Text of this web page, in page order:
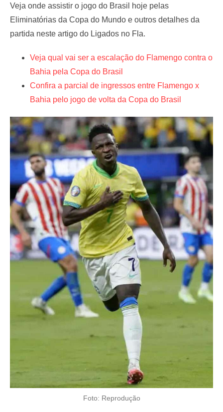
Veja onde assistir o jogo do Brasil hoje pelas
Eliminatórias da Copa do Mundo e outros detalhes da
partida neste artigo do Ligados no Fla.
Veja qual vai ser a escalação do Flamengo contra o
Bahia pela Copa do Brasil
Confira a parcial de ingressos entre Flamengo x
Bahia pelo jogo de volta da Copa do Brasil
Foto: Reprodução